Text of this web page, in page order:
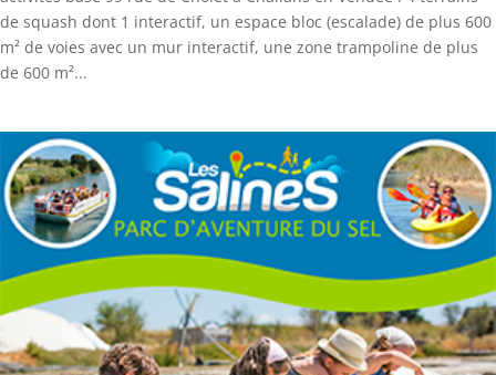
de squash dont 1 interactif, un espace bloc (escalade) de plus 600
m² de voies avec un mur interactif, une zone trampoline de plus
de 600 m²...